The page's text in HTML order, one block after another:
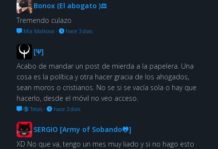
Bonox (El abogato )⚖
Tremendo culazo
Mia Malkova · hace 3 días
[Ψ]
Acabo de mandar un post de mierda a la papelera. Una
cosa es la política y otra hacer gracia de los ahogados,
sean moros o cristianos. No se si se vacía sola o hay que
hacerlo, desde el móvil no veo acceso.
🔞 Tetas· hace 3 días
SERGIO [Army of Sobando🐸]
XD No que va, tengo un mes muy liado y si no hago esto